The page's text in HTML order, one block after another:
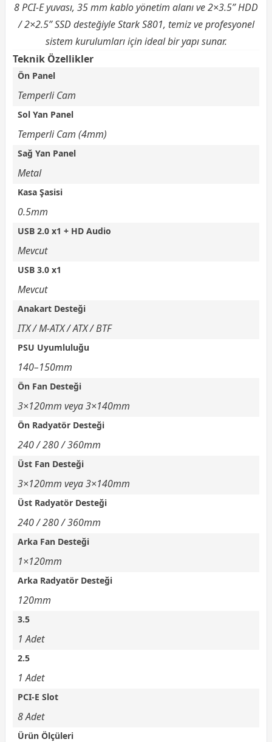
8 PCI-E yuvası, 35 mm kablo yönetim alanı ve 2×3.5” HDD
/ 2×2.5” SSD desteğiyle Stark S801, temiz ve profesyonel
sistem kurulumları için ideal bir yapı sunar.
Teknik Özellikler
Ön Panel
Temperli Cam
Sol Yan Panel
Temperli Cam (4mm)
Sağ Yan Panel
Metal
Kasa Şasisi
0.5mm
USB 2.0 x1 + HD Audio
Mevcut
USB 3.0 x1
Mevcut
Anakart Desteği
ITX / M-ATX / ATX / BTF
PSU Uyumluluğu
140–150mm
Ön Fan Desteği
3×120mm veya 3×140mm
Ön Radyatör Desteği
240 / 280 / 360mm
Üst Fan Desteği
3×120mm veya 3×140mm
Üst Radyatör Desteği
240 / 280 / 360mm
Arka Fan Desteği
1×120mm
Arka Radyatör Desteği
120mm
3.5
1 Adet
2.5
1 Adet
PCI-E Slot
8 Adet
Ürün Ölçüleri